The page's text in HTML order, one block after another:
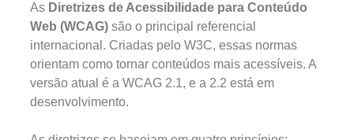
As Diretrizes de Acessibilidade para Conteúdo
Web (WCAG) são o principal referencial
internacional. Criadas pelo W3C, essas normas
orientam como tornar conteúdos mais acessíveis. A
versão atual é a WCAG 2.1, e a 2.2 está em
desenvolvimento.